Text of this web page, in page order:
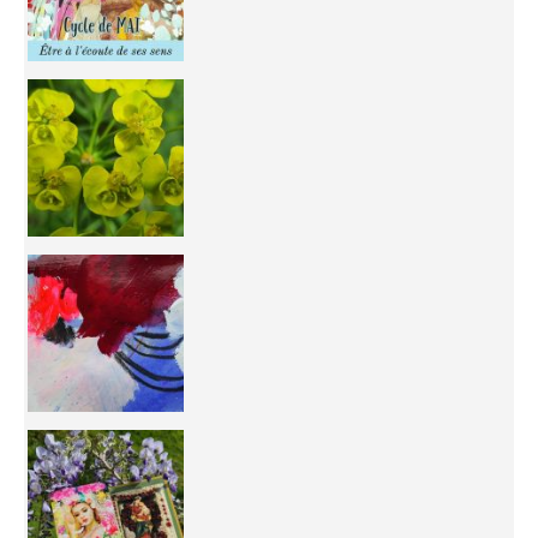
You're
50/50 OR 100/100 ? The day after Ascension, w